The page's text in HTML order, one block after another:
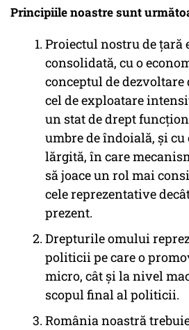
Principiile noastre sunt
Proiectul nostru de ţară
consolidată, cu o
conceptul de
cel de exploatare
un stat de drept
umbre de îndoială, şi cu
lărgită, în care
să joace un rol mai
cele reprezentative
prezent.
Drepturile omului
politicii pe care o
micro, cât şi la nivel
scopul final al politicii.
România noastră